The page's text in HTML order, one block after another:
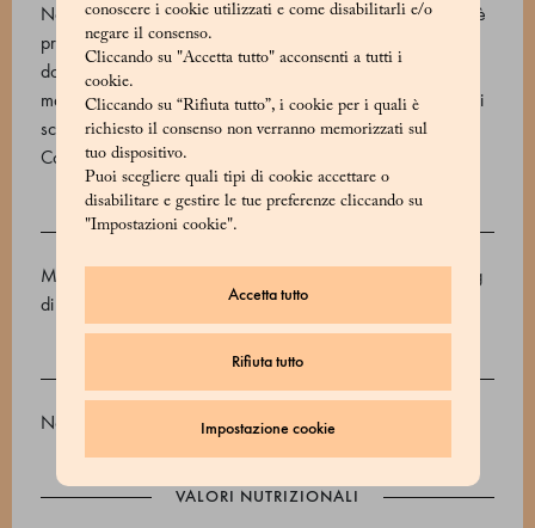
conoscere i cookie utilizzati e come disabilitarli e/o
negare il consenso.
Cliccando su "Accetta tutto" acconsenti a tutti i
cookie.
Cliccando su “Rifiuta tutto”, i cookie per i quali è
richiesto il consenso non verranno memorizzati sul
tuo dispositivo.
Puoi scegliere quali tipi di cookie accettare o
disabilitare e gestire le tue preferenze cliccando su
"Impostazioni cookie".
Accetta tutto
Rifiuta tutto
Impostazione cookie
Naturalmente deliziosa, questa marmellata Marchesi 1824 è
preparata solo con mandarini tardivi, rinomati per la loro
dolcezza e per i pochissimi semi. Il sapore acidulo di questa
marmellata Marchesi 1824 è dovuto all’aggiunta di un po’ di
scorza durante la preparazione.
Codice prodotto: 520642004_V
INGREDIENTI
Mandarino, zucchero d'uva. Frutta utilizzata: 110g per 100g
di prodotto finito.
Non contiene allergeni
VALORI NUTRIZIONALI